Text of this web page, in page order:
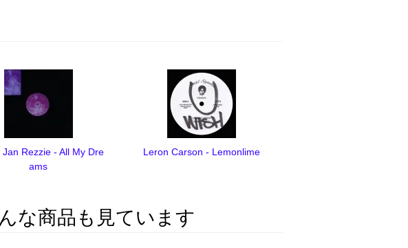
Jan Rezzie - All My Dre
ams
Leron Carson - Lemonlime
な商品も見ています